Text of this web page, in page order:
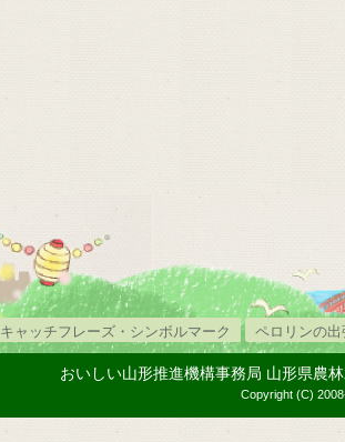
キャッチフレーズ・シンボルマーク ペロリンの
おいしい山形推進機構事務局 山形県
Copyright (C)